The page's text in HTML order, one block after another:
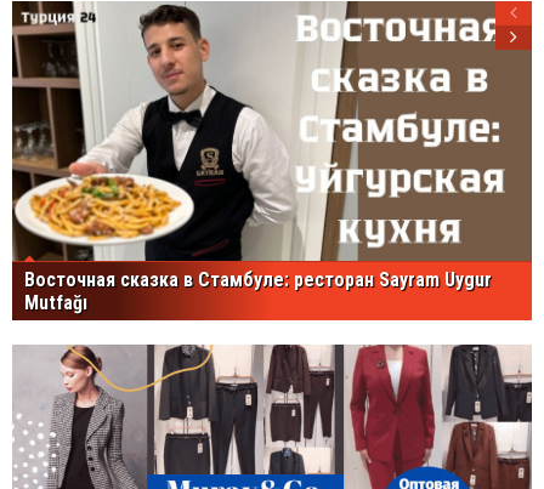
Восточная сказка в Стамбуле: ресторан Sayram Uygur
Mutfağı